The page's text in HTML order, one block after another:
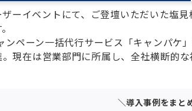
ーイベントにて、ご登壇いただいた塩
ペーン一括代行サービス「キャンパケ
現在は営業部門に所属し、全社横断的
＼導入事例をまと